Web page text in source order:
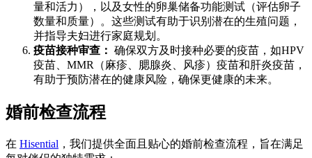
量和活力），以及女性的卵巢储备功能测试（评估卵子
数量和质量）。这些测试有助于识别潜在的生殖问题，
并指导夫妇进行家庭规划。
疫苗接种审查： 确保双方及时接种必要的疫苗，如HPV
疫苗、MMR（麻疹、腮腺炎、风疹）疫苗和肝炎疫苗，
有助于预防潜在的健康风险，确保更健康的未来。
婚前检查流程
在 Hisential ，我们提供全面且贴心的婚前检查流程，旨在满足